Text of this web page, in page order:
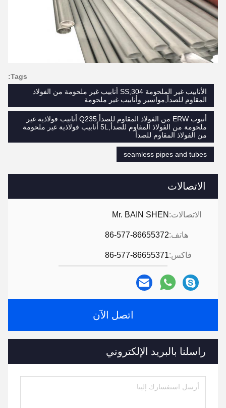
الاتصالات
الاتصالات: Mr. BAIN SHEN
هاتف:86-577-86655372
فاكس:86-577-86655371
اتصل الآن
راسلنا بالبريد الإلكتروني
Tags:
الأنابيب غير الملحومة SS,304 أنابيب غير ملحومة من الفولاذ
المقاوم للصدأ,مواسير وأنابيب غير ملحومة
أنبوب ERW من الفولاذ المقاوم للصدأ,Q235 أنابيب فولاذية غير
ملحومة من الفولاذ المقاوم للصدأ,5L أنابيب فولاذية غير ملحومة
من الفولاذ المقاوم للصدأ
seamless pipes and tubes